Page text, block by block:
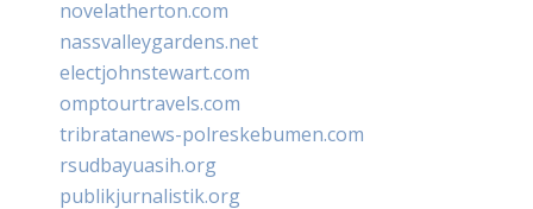
novelatherton.com
nassvalleygardens.net
electjohnstewart.com
omptourtravels.com
tribratanews-polreskebumen.com
rsudbayuasih.org
publikjurnalistik.org